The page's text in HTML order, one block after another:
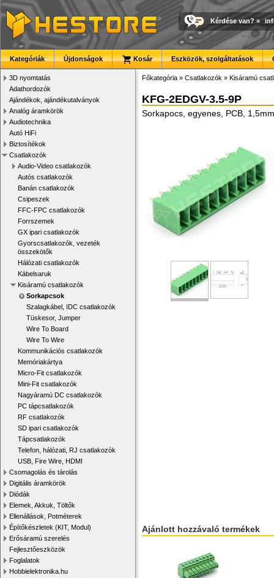
Kérdése van? »
Kategóriák Újdonságok Kosár Eszközök, szolgáltatások
3D nyomtatás
Adathordozók
Ajándékok, ajándékutalványok
Analóg áramkörök
Audiotechnika
Autó HiFi
Biztosítékok
Csatlakozók
Audio-Video csatlakozók
Autós csatlakozók
Banán csatlakozók
Csipeszek
FFC-FPC csatlakozók
Forrszemek
GX ipari csatlakozók
Gyorscsatlakozók, vezeték
összekötők
Hálózati csatlakozók
Kábelsaruk
Kisáramú csatlakozók
Sorkapcsok
Szalagkábel, IDC csatlakozók
Tüskesor, Jumper
Wire To Board
Wire To Wire
Kommunikációs csatlakozók
Memóriakártya
Micro-Fit csatlakozók
Mini-Fit csatlakozók
Nagyáramú DC csatlakozók
PC tápcsatlakozók
RF csatlakozók
SD ipari csatlakozók
Tápcsatlakozók
Telefon, hálózati, RJ csatlakozók
USB, Fire Wire, HDMI
Csomagolás és tárolás
Digitális áramkörök
Diódák
Elemek, Akkuk, Töltők
Ellenállások, Potméterek
Építőkészletek (KIT, Modul)
Erősáramú szerelés
Fejlesztőeszközök
Foglalatok
Hobbielektronika.hu
Főkategória » Csatlakozók » Kisáramú
KFG-2EDGV-3.5-9P
Sorkapocs, egyenes, PCB,
Ajánlott hozzávaló termékek